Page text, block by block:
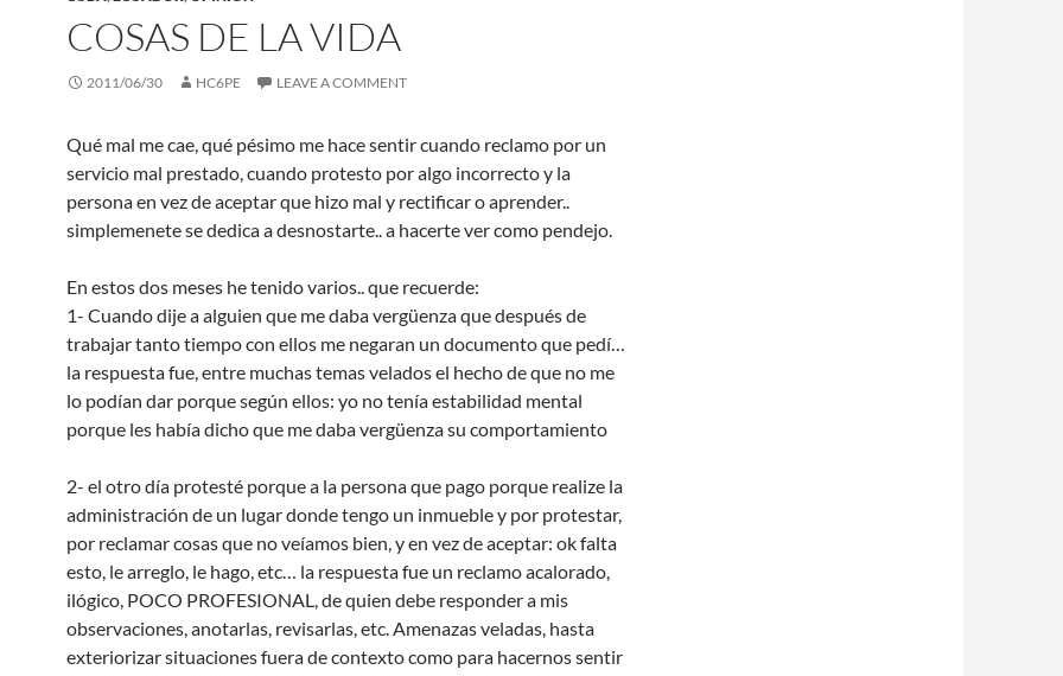
COSAS DE LA VIDA
2011/06/30 HC6PE LEAVE A COMMENT
Qué mal me cae, qué pésimo me hace sentir cuando reclamo por un
servicio mal prestado, cuando protesto por algo incorrecto y la
persona en vez de aceptar que hizo mal y rectificar o aprender..
simplemenete se dedica a desnostarte.. a hacerte ver como pendejo.
En estos dos meses he tenido varios.. que recuerde:
1- Cuando dije a alguien que me daba vergüenza que después de
trabajar tanto tiempo con ellos me negaran un documento que pedí…
la respuesta fue, entre muchas temas velados el hecho de que no me
lo podían dar porque según ellos: yo no tenía estabilidad mental
porque les había dicho que me daba vergüenza su comportamiento
2- el otro día protesté porque a la persona que pago porque realize la
administración de un lugar donde tengo un inmueble y por protestar,
por reclamar cosas que no veíamos bien, y en vez de aceptar: ok falta
esto, le arreglo, le hago, etc… la respuesta fue un reclamo acalorado,
ilógico, POCO PROFESIONAL, de quien debe responder a mis
observaciones, anotarlas, revisarlas, etc. Amenazas veladas, hasta
exteriorizar situaciones fuera de contexto como para hacernos sentir